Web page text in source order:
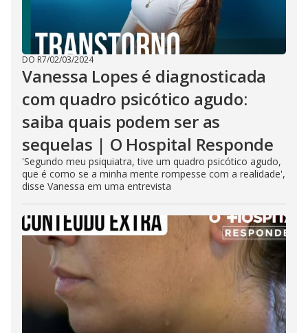
DO R7/02/03/2024
Vanessa Lopes é diagnosticada
com quadro psicótico agudo:
saiba quais podem ser as
sequelas | O Hospital Responde
'Segundo meu psiquiatra, tive um quadro psicótico agudo,
que é como se a minha mente rompesse com a realidade',
disse Vanessa em uma entrevista